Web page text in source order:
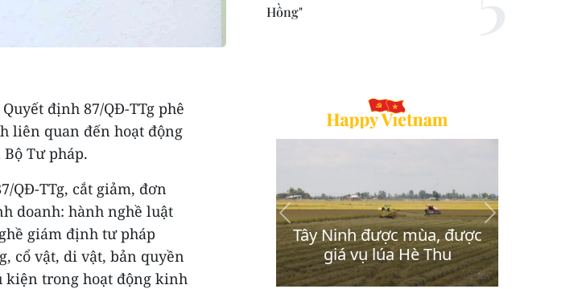
định 87/QĐ-TTg phê
liên quan đến hoạt động
Tư pháp.
QĐ-TTg, cắt giảm, đơn
doanh: hành nghề luật
giám định tư pháp
cổ vật, di vật, bản quyền
kiện trong hoạt động kinh
Hồng"